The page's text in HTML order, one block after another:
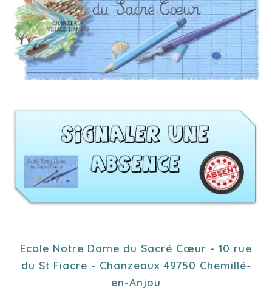
Ecole Notre Dame du Sacré Cœur - 10 rue
du St Fiacre - Chanzeaux 49750 Chemillé-
en-Anjou